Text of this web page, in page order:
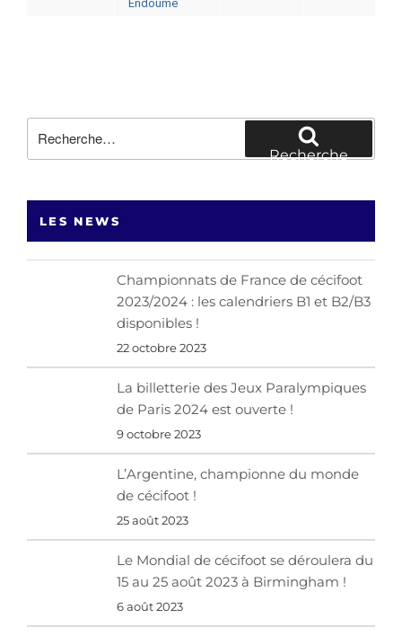
Endoume
pour
Recherche
LES NEWS
Championnats de France de cécifoot
2023/2024 : les calendriers B1 et B2/B3
disponibles !
22 octobre 2023
La billetterie des Jeux Paralympiques
de Paris 2024 est ouverte !
9 octobre 2023
L’Argentine, championne du monde
de cécifoot !
25 août 2023
Le Mondial de cécifoot se déroulera du
15 au 25 août 2023 à Birmingham !
6 août 2023